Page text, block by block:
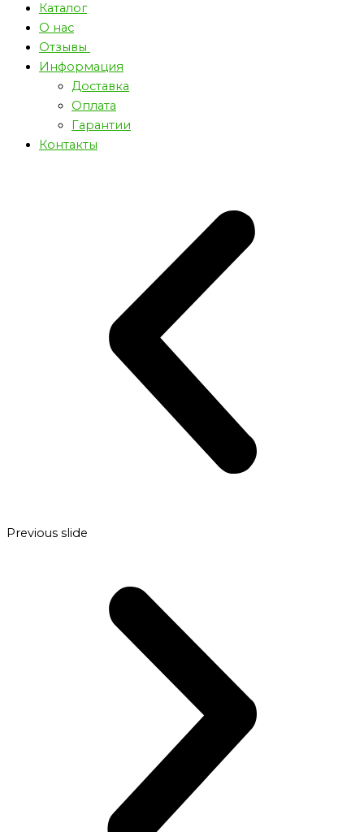
Каталог
О нас
Отзывы
Информация
Доставка
Оплата
Гарантии
Контакты
Previous slide